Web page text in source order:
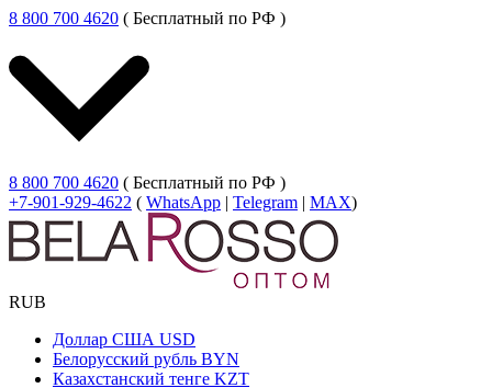
8 800 700 4620 ( Бесплатный по РФ )
8 800 700 4620 ( Бесплатный по РФ )
+7-901-929-4622 ( WhatsApp | Telegram | MAX)
RUB
Доллар США USD
Белорусский рубль BYN
Казахстанский тенге KZT